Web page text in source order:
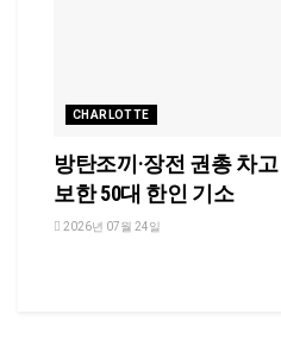
CHARLOTTE
방탄조끼·장전 권총 차
보한 50대 한인 기소
2026년 07월 24일